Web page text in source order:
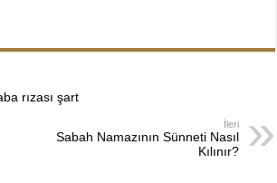
rızası şart
İleri
Sabah Namazının Sünneti Nasıl
Kılınır?